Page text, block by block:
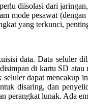
diisolasi dari
mode pesawat
yang terkunci,
data. Data seluler
di kartu SD
dapat mencakup
disaring, dan
perangkat lunak. Ada